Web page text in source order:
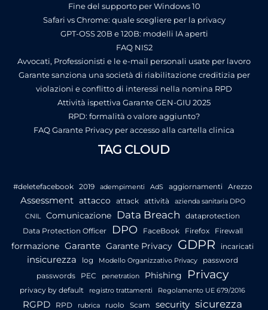
Fine del supporto per Windows 10
Safari vs Chrome: quale scegliere per la privacy
GPT-OSS 20B e 120B: modelli IA aperti
FAQ NIS2
Avvocati, Professionisti e le e-mail personali usate per lavoro
Garante sanziona una società di riabilitazione creditizia per
violazioni e conflitto di interessi nella nomina RPD
Attività ispettiva Garante GEN-GIU 2025
RPD: formalità o valore aggiunto?
FAQ Garante Privacy per accesso alla cartella clinica
TAG CLOUD
#deletefacebook 2019 adempimenti AdS aggiornamenti Arezzo
Assessment attacco attack attività
azienda sanitaria DPO
CNIL
Comunicazione Data Breach
dataprotection
Data Protection Officer
DPO FaceBook Firefox Firewall
formazione Garante Garante Privacy GDPR incaricati
insicurezza log Modello Organizzativo Privacy
password
passwords
PEC penetration Phishing Privacy
privacy by default registro trattamenti Regolamento UE 679/2016
RGPD RPD rubrica ruolo Scam security sicurezza